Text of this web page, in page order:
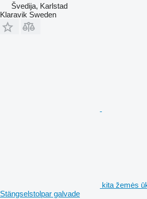
Švedija, Karlstad
Klaravik Sweden
kita žemės
Stängselstolpar galvade